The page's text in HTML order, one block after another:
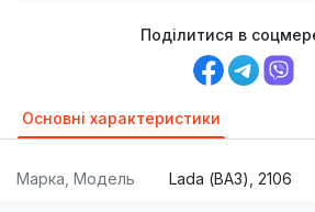
Поділитися в
Основні характеристики
Марка, Модель Lada (ВАЗ), 2106